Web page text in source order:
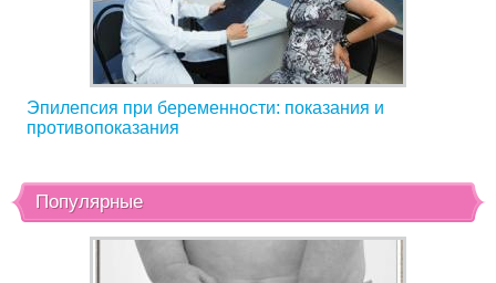
Эпилепсия при беременности: показания и
противопоказания
Популярные